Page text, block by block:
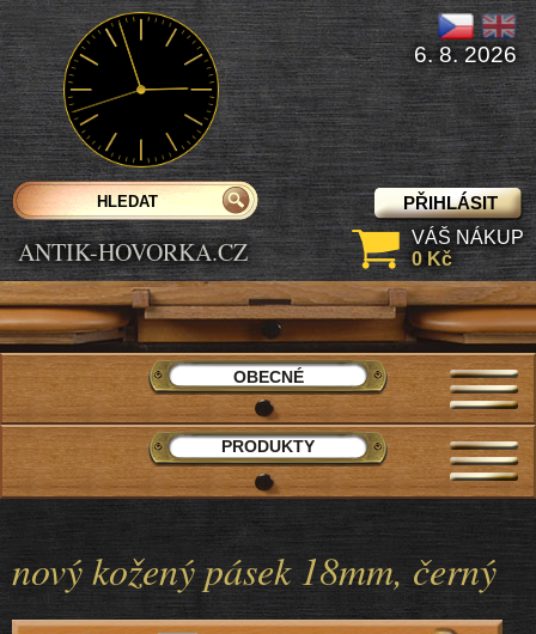
nový kožený pásek 18mm, černý
ANTIK-HOVORKA.CZ
PŘIHLÁSIT
6. 8. 2026
VÁŠ NÁKUP
0 Kč
OBECNÉ
PRODUKTY